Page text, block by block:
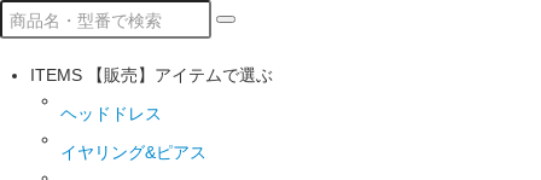
ITEMS 【販売】アイテムで選ぶ
ヘッドドレス
イヤリング&ピアス